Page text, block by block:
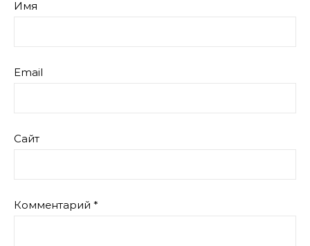
Имя
Email
Сайт
Комментарий *